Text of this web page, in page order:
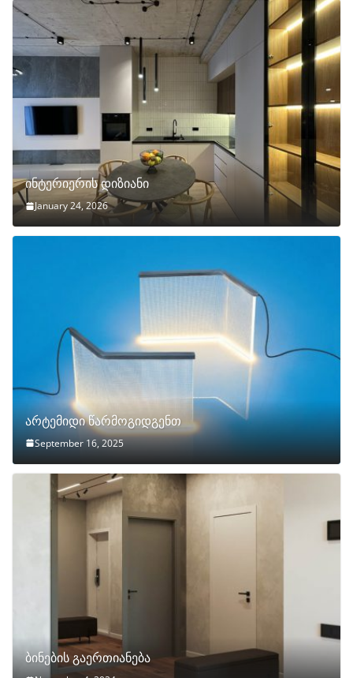
ინტერიერის დიზიანი
January 24, 2026
არტემიდი წარმოგიდგენთ
September 16, 2025
ბინების გაერთიანება